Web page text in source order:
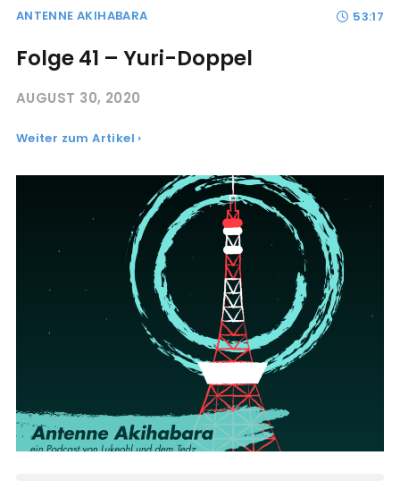
ANTENNE AKIHABARA 53:17
Folge 41 – Yuri-Doppel
AUGUST 30, 2020
Weiter zum Artikel ›